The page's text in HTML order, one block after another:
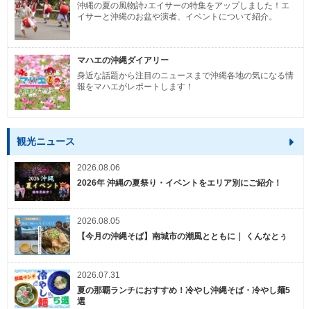
沖縄の夏の風物詩♪エイサーの特集をアップしました！エ
イサーと沖縄のお盆や演者、イベントについて紹介。
マハエの沖縄ダイアリー
身近な話題から注目のニュースまで沖縄各地の気になる情
報をマハエがレポートします！
観光ニュース
2026.08.06
2026年 沖縄の夏祭り・イベントをエリア別にご紹介！
2026.08.05
【今月の沖縄そば】南城市の潮風とともに｜ くんなとぅ
2026.07.31
夏の那覇ランチにおすすめ！冷やし沖縄そば・冷やし麺5
選